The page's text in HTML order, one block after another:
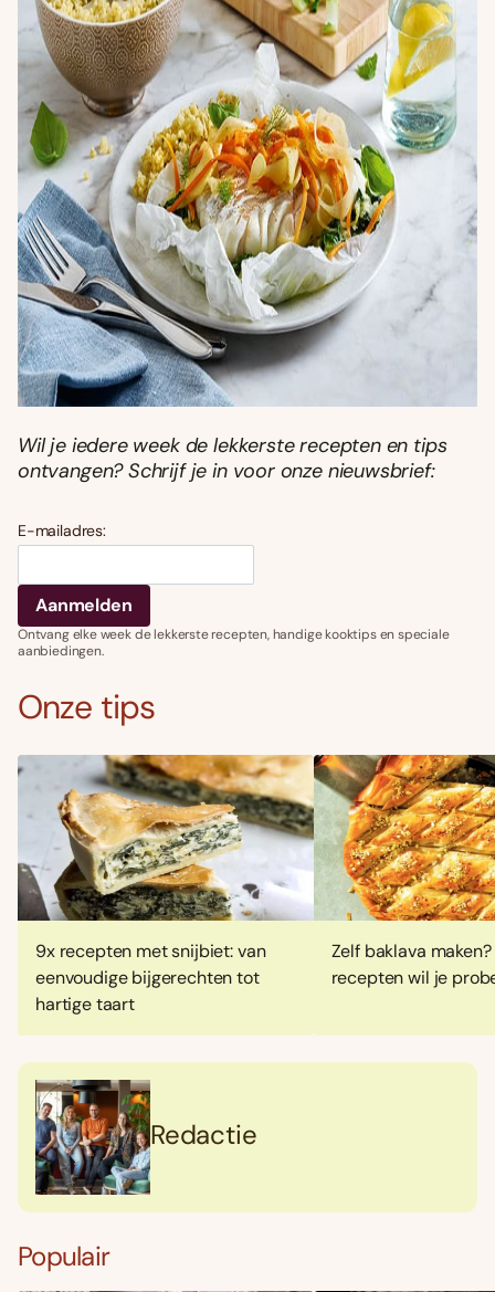
Wil je iedere week de lekkerste recepten en tips
ontvangen? Schrijf je in voor onze nieuwsbrief:
E-mailadres:
Ontvang elke week de lekkerste recepten, handige kooktips en speciale
aanbiedingen.
Onze tips
9x recepten met snijbiet: van
eenvoudige bijgerechten tot
hartige taart
Zelf baklava
recepten wil je
Redactie
Populair